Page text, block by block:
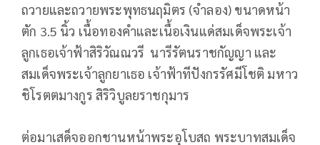
ถวายและถวายพระพุทธนฤมิตร (จำลอง) ขนาดหน้า
ตัก 3.5 นิ้ว เนื้อทองคำและเนื้อเงินแด่สมเด็จพระเจ้า
ลูกเธอเจ้าฟ้าสิริวัณณวรี นารีรัตนราชกัญญา และ
สมเด็จพระเจ้าลูกยาเธอ เจ้าฟ้าทีปังกรรัศมีโชติ มหาว
ชิโรตตมางกูร สิริวิบูลยราชกุมาร
ต่อมาเสด็จออกชานหน้าพระอุโบสถ พระบาทสมเด็จ